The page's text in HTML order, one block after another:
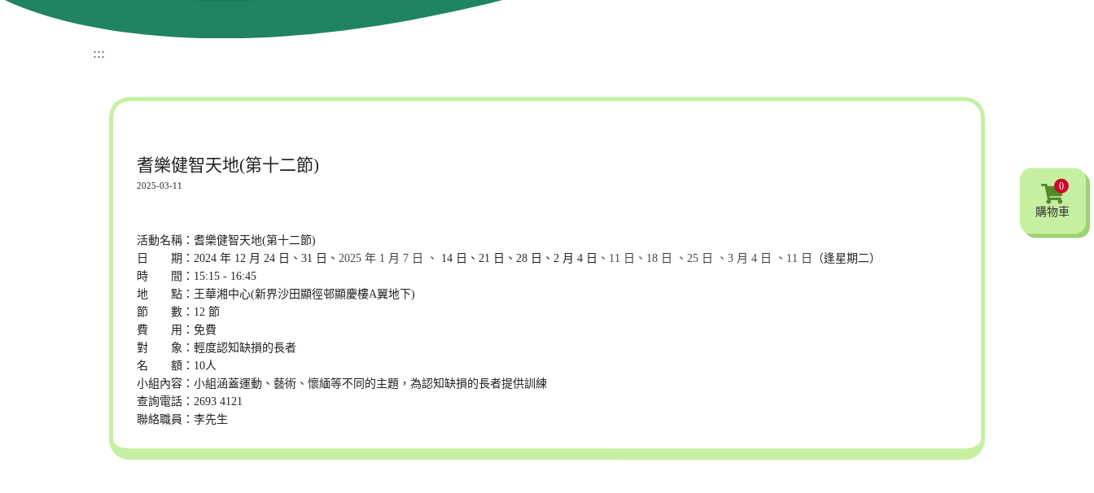
:::
耆樂健智天地(第十二節)
2025-03-11
活動名稱：耆樂健智天地(第十二節)
日 期：2024 年 12 月 24 日、31 日、2025 年 1 月 7 日 、 14 日、21 日、28 日、2 月 4 日 、11 日 、18 日 、25 日 、3 月 4 日 、11 日
（逢星期二）
時 間：15:15 - 16:45
地 點：王華湘中心(新界沙田顯徑邨顯慶樓A翼地下)
節 數：12 節
費 用：免費
對 象：輕度認知缺損的長者
名 額：10人
小組內容：小組涵蓋運動、藝術、懷緬等不同的主題，為認知缺損的長者提供訓練
查詢電話：2693 4121
聯絡職員：李先生
0
購物車